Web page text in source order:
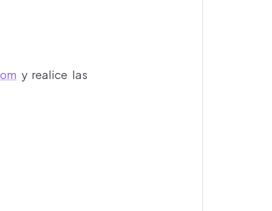
y realice las